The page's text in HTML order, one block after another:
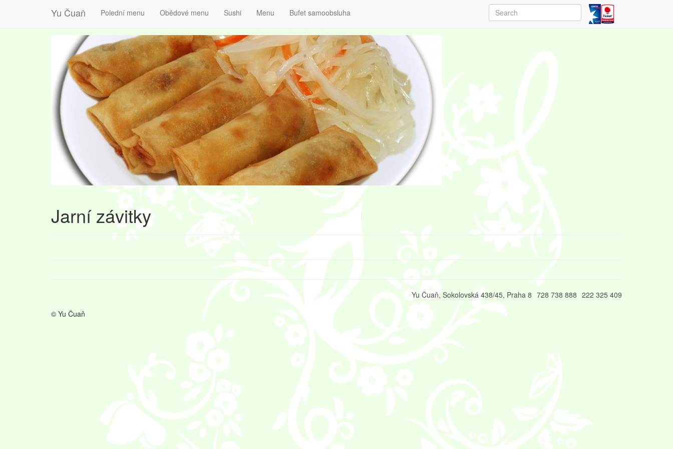
Yu Čuaň Polední menu Obědové menu Sushi Menu Bufet samoobsluha
Jarní závitky
Yu Čuaň, Sokolovská 438/45, Praha 8 728 738 888 222 325 409
© Yu Čuaň